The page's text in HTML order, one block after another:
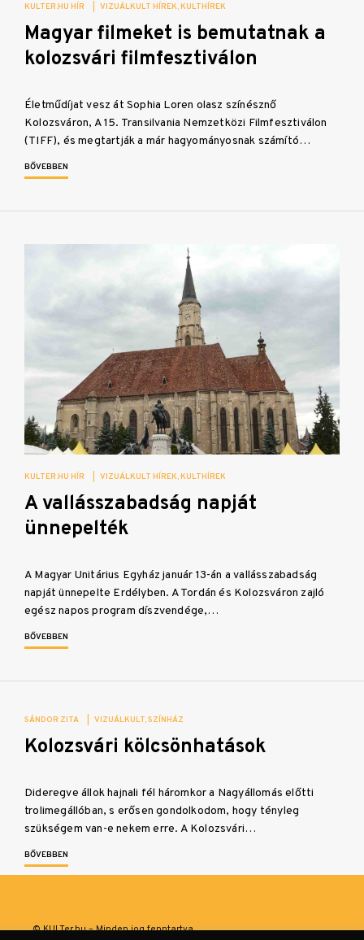
KULTER.HU HÍR VIZUÁLKULT HÍREK KULTHÍREK
Magyar filmeket is bemutatnak a
kolozsvári filmfesztiválon
Életműdíjat vesz át Sophia Loren olasz színésznő
Kolozsváron, A 15. Transilvania Nemzetközi Filmfesztiválon
(TIFF), és megtartják a már hagyományosnak számító…
BŐVEBBEN
KULTER.HU HÍR VIZUÁLKULT HÍREK KULTHÍREK
A vallásszabadság napját
ünnepelték
A Magyar Unitárius Egyház január 13-án a vallásszabadság
napját ünnepelte Erdélyben. A Tordán és Kolozsváron zajló
egész napos program díszvendége,…
BŐVEBBEN
SÁNDOR ZITA VIZUÁLKULT SZÍNHÁZ
Kolozsvári kölcsönhatások
Dideregve állok hajnali fél háromkor a Nagyállomás előtti
trolimegállóban, s erősen gondolkodom, hogy tényleg
szükségem van-e nekem erre. A Kolozsvári…
BŐVEBBEN
© KULTer.hu – Minden jog fenntartva